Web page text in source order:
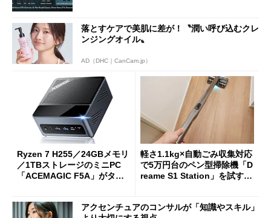
落とすケアで美肌に差が！〝潤い呼び込むクレ
ンジングオイル〟
AD（DHC｜CanCam.jp）
Ryzen 7 H255／24GBメモリ
／1TBストレージのミニPC
「ACEMAGIC F5A」がタイ
軽さ1.1kg×自動ごみ収集対応
で5万円台のペン型掃除機「D
reame S1 Station」を試す
アクセンチュアのコンサルが「知識やスキル」